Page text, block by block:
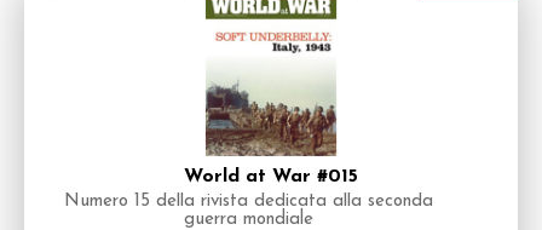
World at War #015
Numero 15 della rivista dedicata alla seconda
guerra mondiale